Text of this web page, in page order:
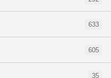
633
605
35